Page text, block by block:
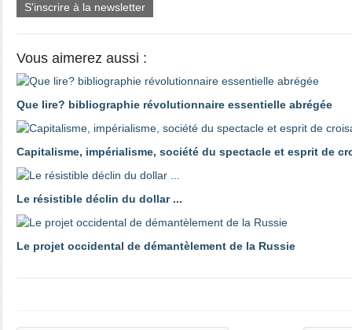
S'inscrire à la newsletter
Vous aimerez aussi :
Que lire? bibliographie révolutionnaire essentielle abrégée
Capitalisme, impérialisme, société du spectacle et esprit de
Le résistible déclin du dollar ...
Le projet occidental de démantèlement de la Russie